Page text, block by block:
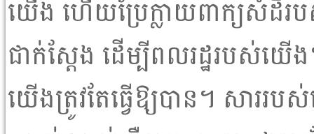
យើង ហើយប្រែក្លាយពាក្យសំដី
ជាក់ស្តែង ដើម្បីពលរដ្ឋរបស់យ
យើងត្រូវតែធ្វើឱ្យបាន។ សាររ